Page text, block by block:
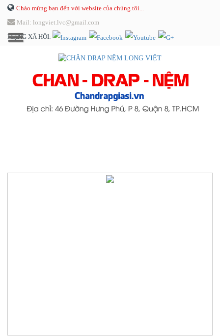
Chào mừng bạn đến với website của chúng tôi...
Mail: longviet.lvc@gmail.com
MẠNG XÃ HỘI: